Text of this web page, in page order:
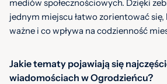
mediów społecznościowych. Dzięki
jednym miejscu łatwo zorientować
ważne i co wpływa na codzienność
Jakie tematy pojawiają się
wiadomościach w Ogrodzieńcu?